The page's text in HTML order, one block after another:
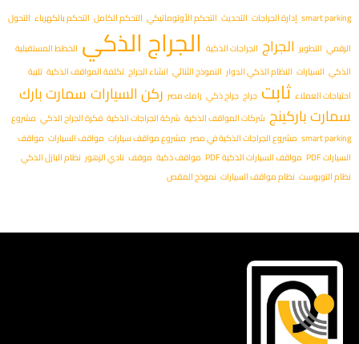
smart parking إدارة الجراجات التحديث التحكم الأوتوماتيكي التحكم الكامل التحكم بالكهرباء التحول
الرقمي التطوير الجراج الجراجات الذكية الجراج الذكي الخطط المستقبلية
الذكي السيارات النظام الذكي الدوار النموذج الثنائي انشاء الجراج تكلفة المواقف الذكية تلبية
احتياجات العملاء ثابت جراج جراج ذكي رامك مصر ركن السياراتسمارت بارك
سمارت باركينج شركات المواقف الذكية شركة الجراجات الذكية فكرة الجراج الذكي مشروع
smart parking مشروع الجراجات الذكية في مصر مشروع مواقف سيارات مواقف السيارات مواقف
السيارات PDF
مواقف السيارات الذكية PDF مواقف ذكية موقف نادي الزهور نظام البازل الذكي
نظام التوبوست نظام مواقف السيارات نموذج المقص